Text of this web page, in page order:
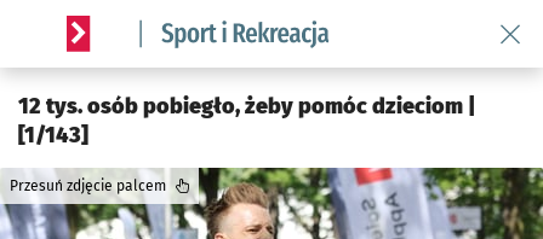
Serwis informacyjny wroclaw.pl podserwis: Sport i rekreacja
12 tys. osób pobiegło, żeby pomóc dzieciom |
[1/143]
Przesuń zdjęcie palcem